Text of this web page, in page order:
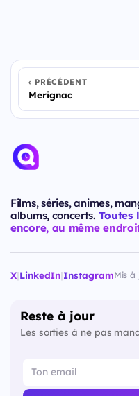
PRÉCÉDENT
Merignac
Films, séries, animes,
albums, concerts. Toutes
encore, au même
X|LinkedIn|InstagramMis à
Reste à jour
Les sorties à ne pas